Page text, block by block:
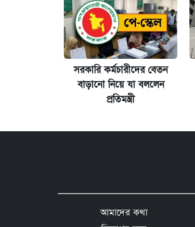
সরকারি কর্মচারীদের বেতন
বাড়ানো নিয়ে যা বললেন
প্রতিমন্ত্রী
আমাদের কথা